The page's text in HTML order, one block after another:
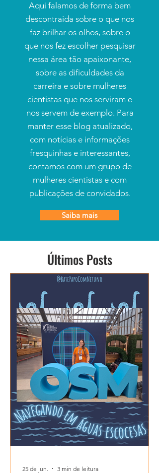
Aqui falamos de forma bem
descontraída sobre o que nos
faz brilhar os olhos, sobre o
que nos fez escolher pesquisar
nessa área tão apaixonante,
sobre as dificuldades da
carreira e sobre mulheres
cientistas que nos serviram e
nos servem de exemplo. Para
manter esse blog atualizado,
com notícias e informações
fresquinhas e interessantes,
contamos com um grupo de
mulheres cientistas e com
publicações de convidados.
Saiba mais
Últimos Posts
25 de jun. 3 min de leitura